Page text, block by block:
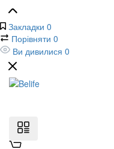
Закладки 0
Порівняти 0
Ви дивилися 0